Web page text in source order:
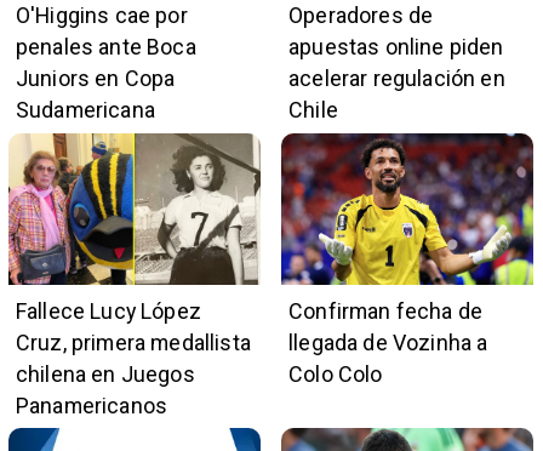
O'Higgins cae por
penales ante Boca
Juniors en Copa
Sudamericana
Operadores de
apuestas online piden
acelerar regulación en
Chile
Fallece Lucy López
Cruz, primera medallista
chilena en Juegos
Panamericanos
Confirman fecha de
llegada de Vozinha a
Colo Colo